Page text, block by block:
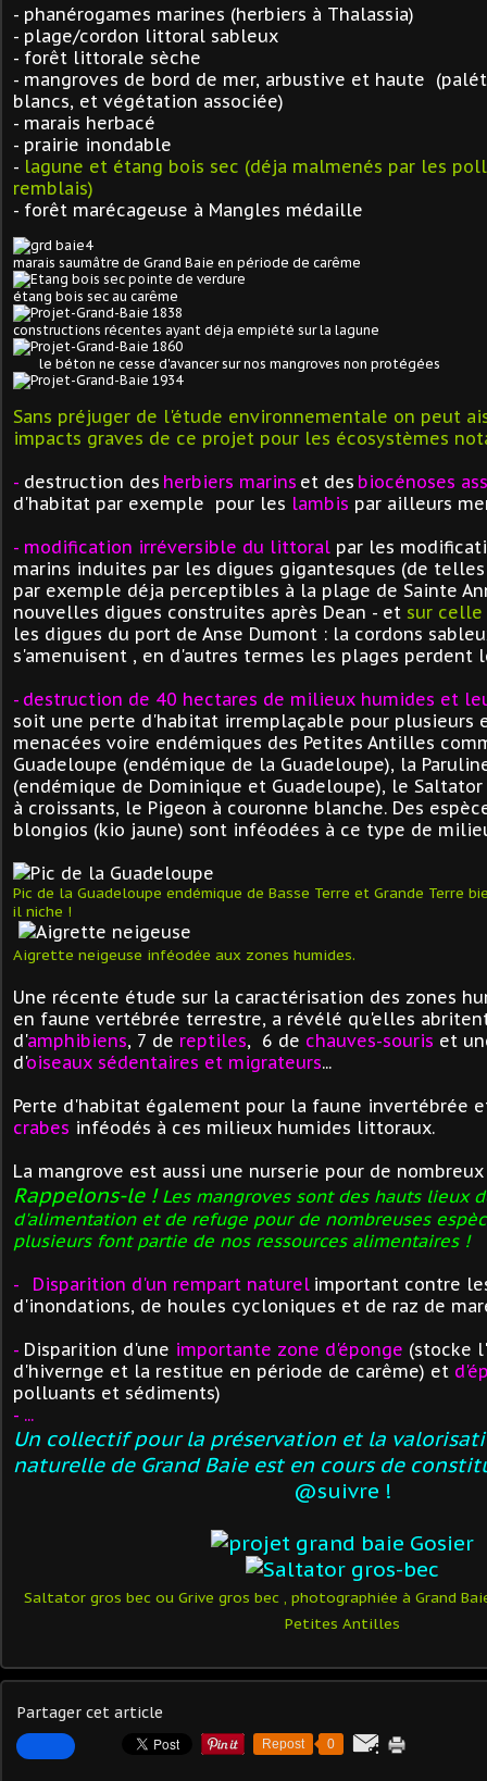
- phanérogames marines (herbiers à Thalassia)
- plage/cordon littoral sableux
- forêt littorale sèche
- mangroves de bord de mer, arbustive et haute
blancs, et végétation associée)
- marais herbacé
- prairie inondable
- lagune et étang bois sec (déja malmenés par les
remblais)
- forêt marécageuse à Mangles médaille
marais saumâtre de Grand Baie en période de carême
étang bois sec au carême
constructions récentes ayant déja empiété sur la lagune
le béton ne cesse d'avancer sur nos mangroves non protégées
Sans préjuger de l'étude environnementale on peut
impacts graves de ce projet pour les écosystèmes
- destruction des herbiers marins et des biocénoses
d'habitat par exemple pour les lambis par ailleurs
- modification irréversible du littoral par les
marins induites par les digues gigantesques (de
par exemple déja perceptibles à la plage de Sainte
nouvelles digues construites après Dean - et sur celle
les digues du port de Anse Dumont : la cordons
s'amenuisent , en d'autres termes les plages perdent
- destruction de 40 hectares de milieux humides et
soit une perte d'habitat irremplaçable pour plusieurs
menacées voire endémiques des Petites Antilles
Guadeloupe (endémique de la Guadeloupe), la
(endémique de Dominique et Guadeloupe), le
à croissants, le Pigeon à couronne blanche. Des
blongios (kio jaune) sont inféodées à ce type de
Pic de la Guadeloupe endémique de Basse Terre et Grande Terre
il niche !
Aigrette neigeuse inféodée aux zones humides.
Une récente étude sur la caractérisation des zones
en faune vertébrée terrestre, a révélé qu'elles
d'amphibiens, 7 de reptiles, 6 de chauves-souris et
d'oiseaux sédentaires et migrateurs...
Perte d'habitat également pour la faune invertébrée
crabes inféodés à ces milieux humides littoraux.
La mangrove est aussi une nurserie pour de
Rappelons-le !Les mangroves sont des hauts lieux
d'alimentation et de refuge pour de nombreuses
plusieurs font partie de nos ressources alimentaires !
-
Disparition d'un rempart naturel important contre
d'inondations, de houles cycloniques et de raz de
- Disparition d'une importante zone d'éponge (stocke
d'hivernge et la restitue en période de carême) et
polluants et sédiments)
- ...
Un collectif pour la préservation et la
naturelle de Grand Baie est en cours de
@suivre !
Saltator gros bec ou Grive gros bec , photographiée à Grand
Petites Antilles
Partager cet article
Repost 0